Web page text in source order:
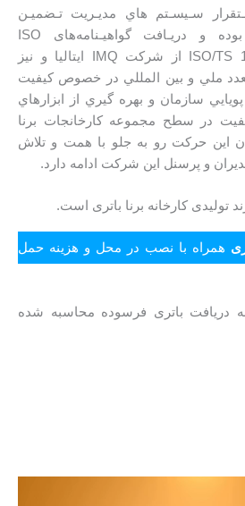
سـيسـتم هاي مديـريت تـضميـن
كيـفيـت نيـز پيـشتـاز بوده و دريـافت گواهیـنامه‌های ISO
9001:2008و ISO/TS 16949:2009 از شركت IMQ ايتاليا و نیز
ملي و بين المللي در خصوص كيفيت
سازمان و بهره گيري از ابزارهاي
در سطح مجموعه كارخانجات برنا
اين حركت رو به جلو با همت و تلاش
و پرسنل این شرکت ادامه دارد.
تولیدی کارخانه برنا باتری است.
همراه با نصب در محل و هزینه حمل
دریافت باتری فرسوده محاسبه شده